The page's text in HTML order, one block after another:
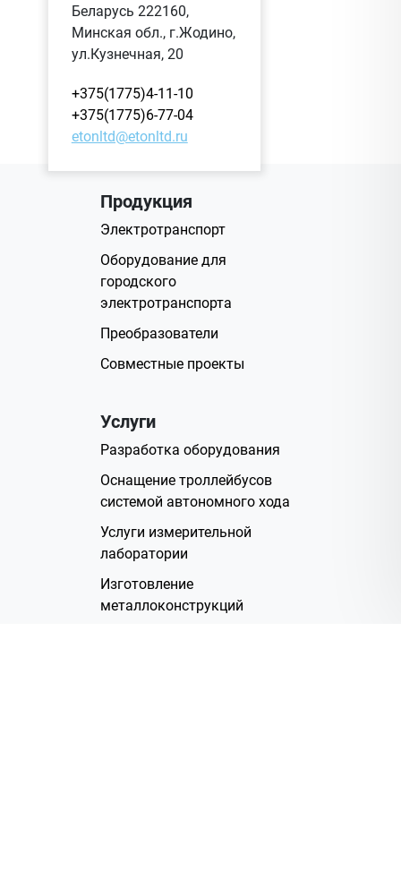
Беларусь 222160,
Минская обл., г.Жодино,
ул.Кузнечная, 20
+375(1775)4-11-10
+375(1775)6-77-04
etonltd@etonltd.ru
Продукция
Электротранспорт
Оборудование для
городского
электротранспорта
Преобразователи
Совместные проекты
Услуги
Разработка оборудования
Оснащение троллейбусов
системой автономного хода
Услуги измерительной
лаборатории
Изготовление
металлоконструкций